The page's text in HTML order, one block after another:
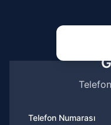
Telefon Numarası